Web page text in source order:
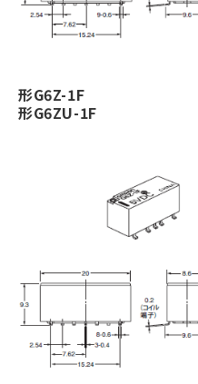
形G6Z-1F
形G6ZU-1F